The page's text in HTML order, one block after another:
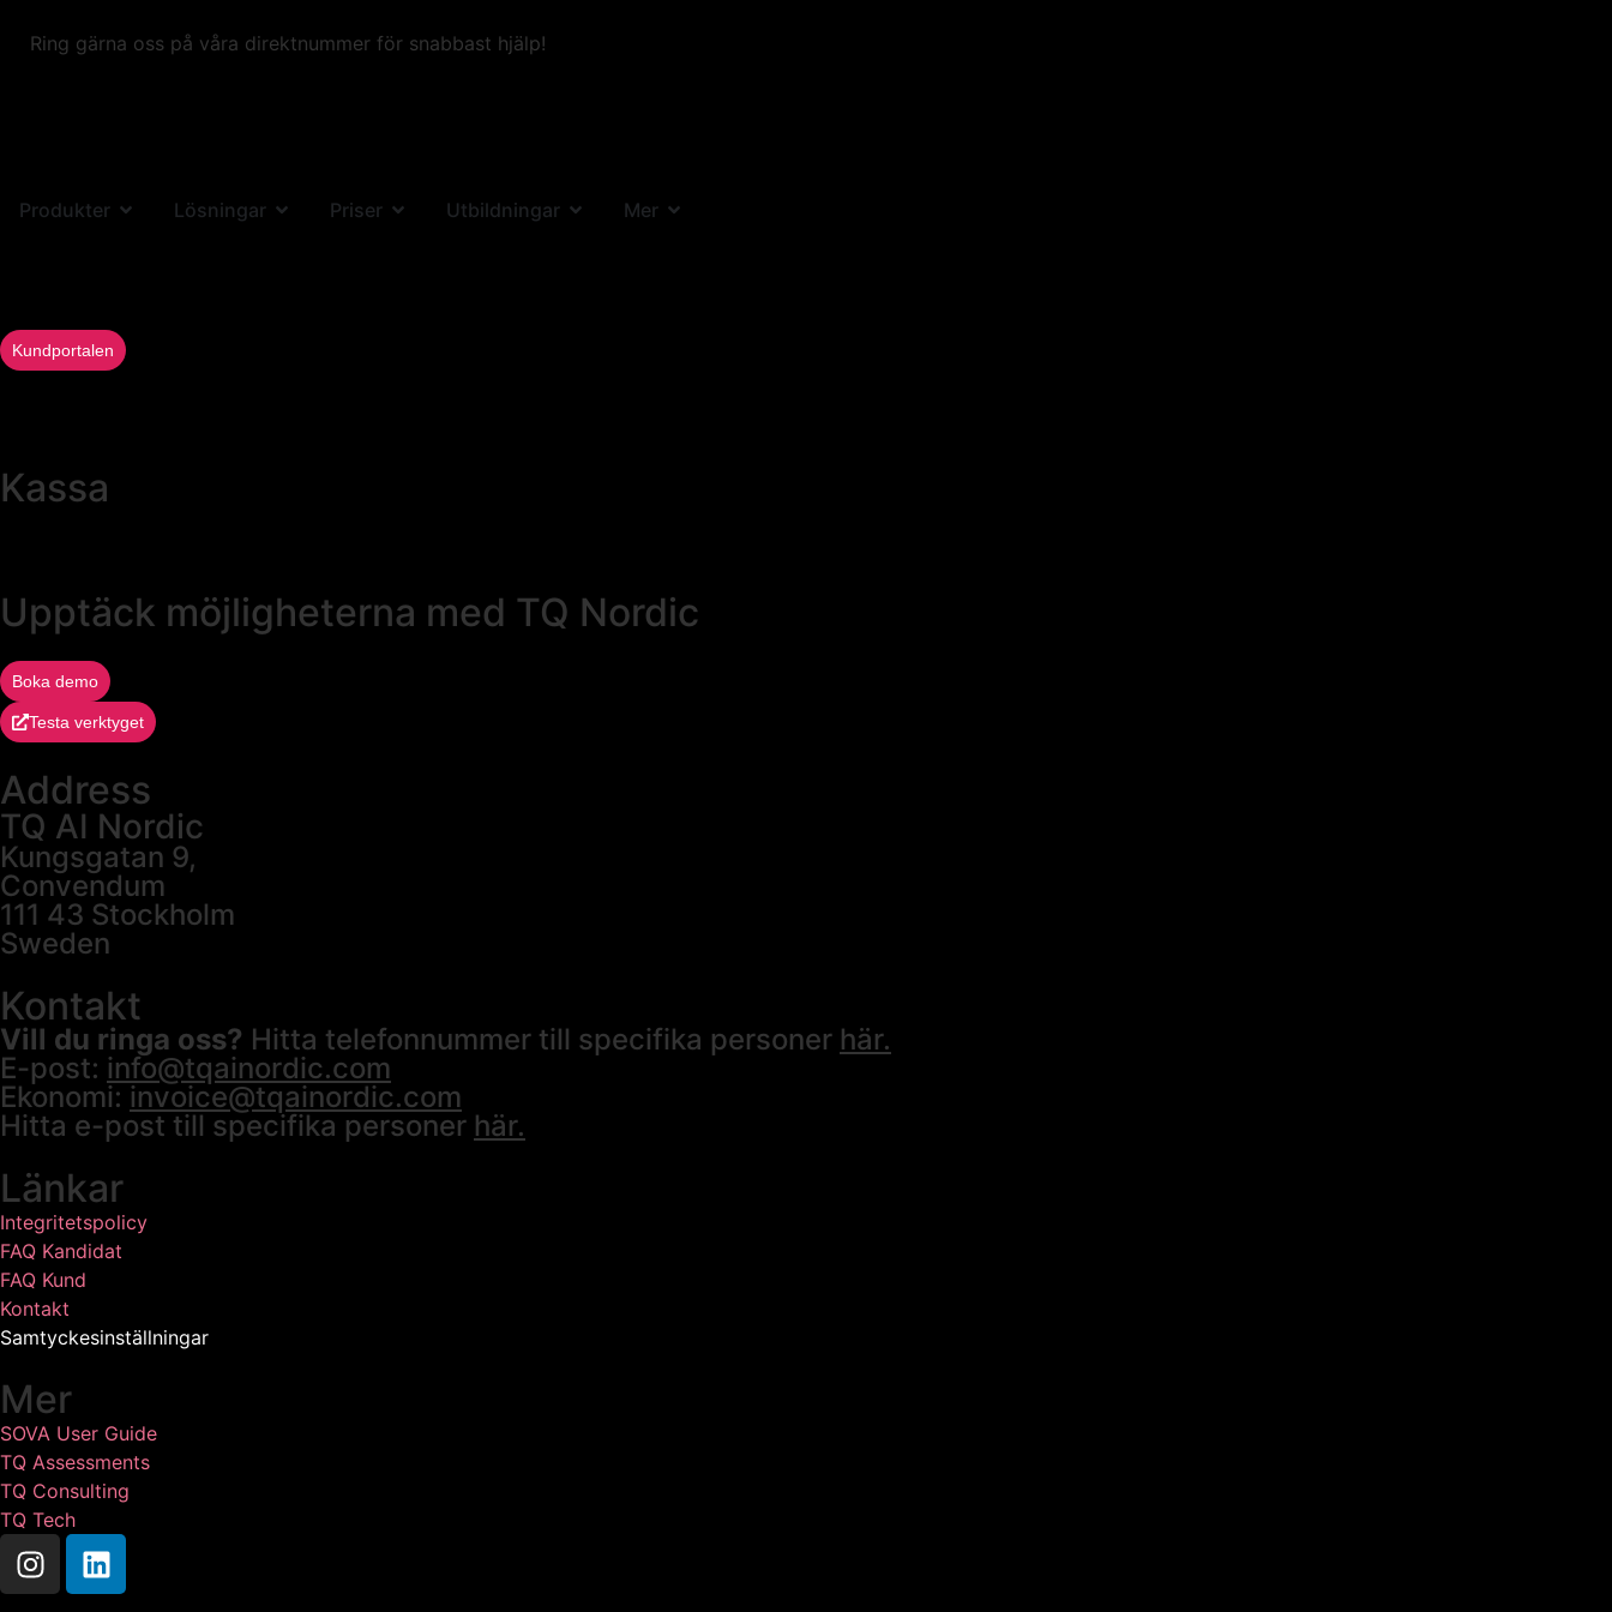
Ring gärna oss på våra direktnummer för snabbast hjälp!
Produkter Lösningar Priser Utbildningar Mer
Kundportalen
Kassa
Upptäck möjligheterna med TQ Nordic
Boka demo
Testa verktyget
Address
TQ AI Nordic
Kungsgatan 9,
Convendum
111 43 Stockholm
Sweden
Kontakt
Vill du ringa oss? Hitta telefonnummer till specifika personer här.
E-post: info@tqainordic.com
Ekonomi: invoice@tqainordic.com
Hitta e-post till specifika personer här.
Länkar
Integritetspolicy
FAQ Kandidat
FAQ Kund
Kontakt
Samtyckesinställningar
Mer
SOVA User Guide
TQ Assessments
TQ Consulting
TQ Tech